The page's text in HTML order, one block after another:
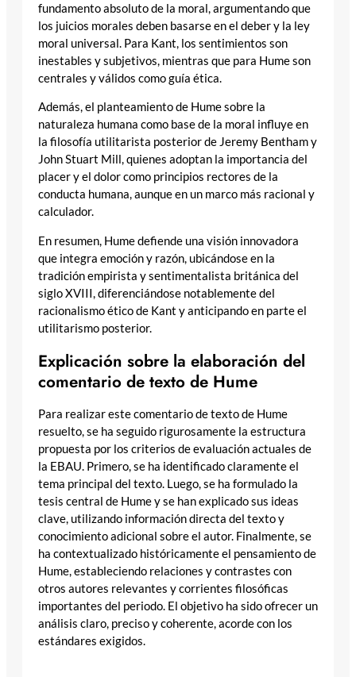
fundamento absoluto de la moral, argumentando que
los juicios morales deben basarse en el deber y la ley
moral universal. Para Kant, los sentimientos son
inestables y subjetivos, mientras que para Hume son
centrales y válidos como guía ética.
Además, el planteamiento de Hume sobre la
naturaleza humana como base de la moral influye en
la filosofía utilitarista posterior de Jeremy Bentham y
John Stuart Mill, quienes adoptan la importancia del
placer y el dolor como principios rectores de la
conducta humana, aunque en un marco más racional y
calculador.
En resumen, Hume defiende una visión innovadora
que integra emoción y razón, ubicándose en la
tradición empirista y sentimentalista británica del
siglo XVIII, diferenciándose notablemente del
racionalismo ético de Kant y anticipando en parte el
utilitarismo posterior.
Explicación sobre la elaboración del
comentario de texto de Hume
Para realizar este comentario de texto de Hume
resuelto, se ha seguido rigurosamente la estructura
propuesta por los criterios de evaluación actuales de
la EBAU. Primero, se ha identificado claramente el
tema principal del texto. Luego, se ha formulado la
tesis central de Hume y se han explicado sus ideas
clave, utilizando información directa del texto y
conocimiento adicional sobre el autor. Finalmente, se
ha contextualizado históricamente el pensamiento de
Hume, estableciendo relaciones y contrastes con
otros autores relevantes y corrientes filosóficas
importantes del periodo. El objetivo ha sido ofrecer un
análisis claro, preciso y coherente, acorde con los
estándares exigidos.